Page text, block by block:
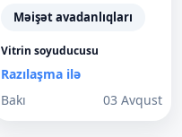
Məişət avadanlıqları
Vitrin soyuducusu
Razılaşma ilə
Bakı
03 Avqust